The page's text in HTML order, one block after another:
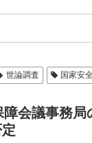
世論調査 国家安
会議事務局